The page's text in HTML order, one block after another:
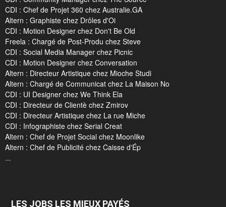
CDI : Chef de Projet 360 chez Australie.GA
Altern : Graphiste chez Drôles d'Oi
CDI : Motion Designer chez Don't Be Old
Freela : Chargé de Post-Produ chez Steve
CDI : Social Media Manager chez Picnic
CDI : Motion Designer chez Conversation
Altern : Directeur Artistique chez Mioche Studi
Altern : Chargé de Communicat chez La Maison No
CDI : UI Designer chez We Think Ela
CDI : Directeur de Clientè chez Zmirov
CDI : Directeur Artistique chez La rue Miche
CDI : Infographiste chez Serial Creat
Altern : Chef de Projet Social chez Moonlike
Altern : Chef de Publicité chez Caisse d'Ép
...
LES JOBS LES MIEUX PAYÉS